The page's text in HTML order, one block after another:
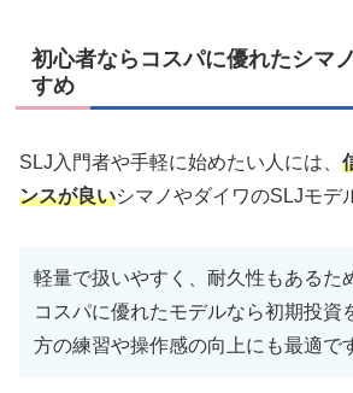
初心者ならコスパに優れたシマ
すめ
SLJ入門者や手軽に始めたい人には、
ンスが良いシマノやダイワのSLJモデ
軽量で扱いやすく、耐久性もあるた
コスパに優れたモデルなら初期投資
方の練習や操作感の向上にも最適で